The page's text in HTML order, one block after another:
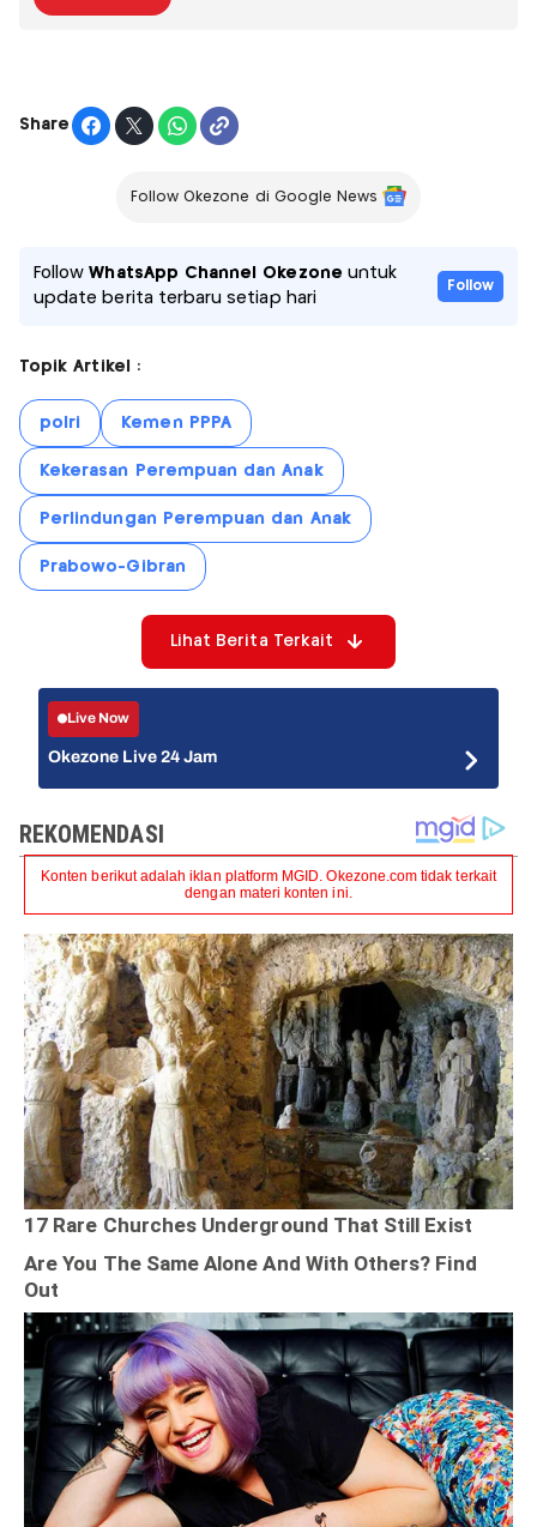
Share
Follow Okezone di Google News
FollowWhatsApp Channel Okezone untuk
update berita terbaru setiap hari
Follow
Topik Artikel :
polri Kemen PPPA
Kekerasan Perempuan dan Anak
Perlindungan Perempuan dan Anak
Prabowo-Gibran
Lihat Berita Terkait
Live Now
Okezone Live 24 Jam